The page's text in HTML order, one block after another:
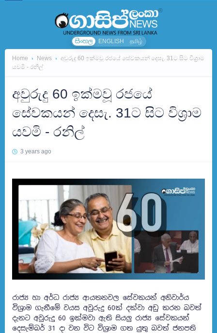
සිංහල ENGLISH தமிழ்
Home News
අවුරුදු 60 ඉක්මවූ රජයේ සේවකයන් දෙසැ. 31ට සිට විශ්‍රාම
යවමි - රනිල්
අවුරුදු 60 ඉක්මවූ රජයේ
සේවකයන් දෙසැ. 31ට සිට විශ්‍රාම
යවමි - රනිල්
3 years ago
රාජ්‍ය හා අර්ධ රාජ්‍ය ආයතනවල සේවකයන් අනිවාර්ය
විශ්‍රාම ගැනීමේ වයස අවුරුදු 60ක් දක්වා අඩු කරන බවත්
දැනට අවුරුදු 60 ඉක්මවා ඇති සියලු රාජ්‍ය සේවකයන්
දෙසැම්බර් 31 දා වන විට විශ්‍රාම ගත යුතු බවත් ජනපති